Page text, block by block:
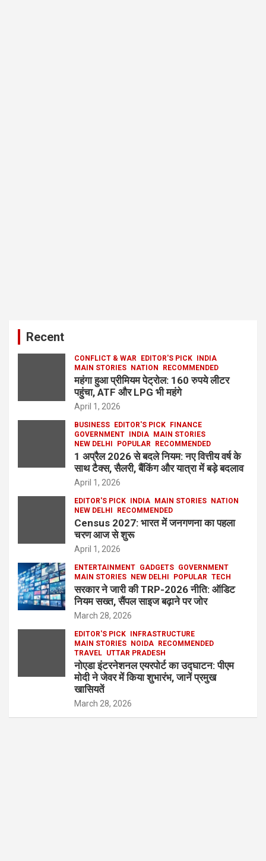
Recent
CONFLICT & WAR EDITOR'S PICK
INDIA
MAIN STORIES
NATION RECOMMENDED
महंगा हुआ प्रीमियम पेट्रोल: 160 रुपये लीटर
पहुंचा, ATF और LPG भी महंगे
April 1, 2026
BUSINESS EDITOR'S PICK
FINANCE
GOVERNMENT
INDIA
MAIN STORIES
NEW DELHI
POPULAR RECOMMENDED
1 अप्रैल 2026 से बदले नियम: नए वित्तीय वर्ष के
साथ टैक्स, सैलरी, बैंकिंग और यात्रा में बड़े बदलाव
April 1, 2026
EDITOR'S PICK INDIA MAIN STORIES
NATION
NEW DELHI
RECOMMENDED
Census 2027: भारत में जनगणना का पहला
चरण आज से शुरू
April 1, 2026
ENTERTAINMENT GADGETS GOVERNMENT
MAIN STORIES
NEW DELHI POPULAR TECH
सरकार ने जारी की TRP-2026 नीति: ऑडिट
नियम सख्त, सैंपल साइज बढ़ाने पर जोर
March 28, 2026
EDITOR'S PICK
INFRASTRUCTURE
MAIN STORIES
NOIDA
RECOMMENDED
TRAVEL UTTAR PRADESH
नोएडा इंटरनेशनल एयरपोर्ट का उद्घाटन: पीएम
मोदी ने जेवर में किया शुभारंभ, जानें प्रमुख
खासियतें
March 28, 2026